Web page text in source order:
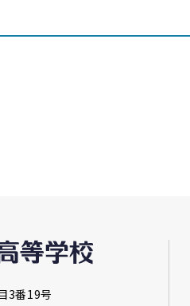
3番19号